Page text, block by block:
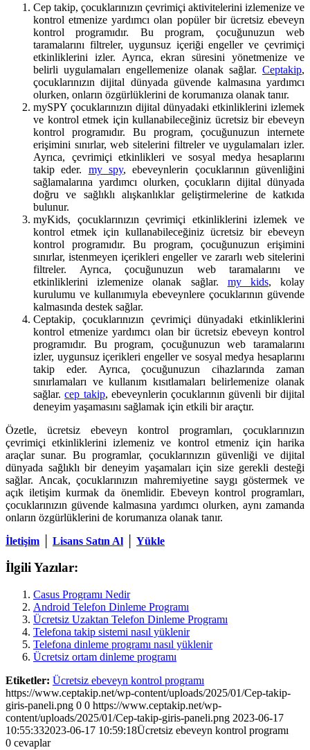
Cep takip, çocuklarınızın çevrimiçi aktivitelerini izlemenize ve
kontrol etmenize yardımcı olan popüler bir ücretsiz ebeveyn
kontrol programıdır. Bu program, çocuğunuzun web
taramalarını filtreler, uygunsuz içeriği engeller ve çevrimiçi
etkinliklerini izler. Ayrıca, ekran süresini yönetmenize ve
belirli uygulamaları engellemenize olanak sağlar. Ceptakip,
çocuklarınızın dijital dünyada güvende kalmasına yardımcı
olurken, onların özgürlüklerini de korumanıza olanak tanır.
mySPY çocuklarınızın dijital dünyadaki etkinliklerini izlemek
ve kontrol etmek için kullanabileceğiniz ücretsiz bir ebeveyn
kontrol programıdır. Bu program, çocuğunuzun internete
erişimini sınırlar, web sitelerini filtreler ve uygulamaları izler.
Ayrıca, çevrimiçi etkinlikleri ve sosyal medya hesaplarını
takip eder. my spy, ebeveynlerin çocuklarının güvenliğini
sağlamalarına yardımcı olurken, çocukların dijital dünyada
doğru ve sağlıklı alışkanlıklar geliştirmelerine de katkıda
bulunur.
myKids, çocuklarınızın çevrimiçi etkinliklerini izlemek ve
kontrol etmek için kullanabileceğiniz ücretsiz bir ebeveyn
kontrol programıdır. Bu program, çocuğunuzun erişimini
sınırlar, istenmeyen içerikleri engeller ve zararlı web sitelerini
filtreler. Ayrıca, çocuğunuzun web taramalarını ve
etkinliklerini izlemenize olanak sağlar. my kids, kolay
kurulumu ve kullanımıyla ebeveynlere çocuklarının güvende
kalmasında destek sağlar.
Ceptakip, çocuklarınızın çevrimiçi dünyadaki etkinliklerini
kontrol etmenize yardımcı olan bir ücretsiz ebeveyn kontrol
programıdır. Bu program, çocuğunuzun web taramalarını
izler, uygunsuz içerikleri engeller ve sosyal medya hesaplarını
takip eder. Ayrıca, çocuğunuzun cihazlarında zaman
sınırlamaları ve kullanım kısıtlamaları belirlemenize olanak
sağlar.cep takip, ebeveynlerin çocuklarının güvenli bir dijital
deneyim yaşamasını sağlamak için etkili bir araçtır.
Özetle, ücretsiz ebeveyn kontrol programları, çocuklarınızın
çevrimiçi etkinliklerini izlemeniz ve kontrol etmeniz için harika
araçlar sunar. Bu programlar, çocuklarınızın güvenliği ve dijital
dünyada sağlıklı bir deneyim yaşamaları için size gerekli desteği
sağlar. Ancak, çocuklarınızın mahremiyetine saygı göstermek ve
açık iletişim kurmak da önemlidir. Ebeveyn kontrol programları,
çocuklarınızın güvende kalmasına yardımcı olurken, aynı zamanda
onların özgürlüklerini de korumanıza olanak tanır.
İletişim
Lisans Satın Al Yükle
İlgili Yazılar:
Casus Programı Nedir
Android Telefon Dinleme Programı
Ücretsiz Uzaktan Telefon Dinleme Programı
Telefona takip sistemi nasıl yüklenir
Telefona dinleme programı nasıl yüklenir
Ücretsiz ortam dinleme programı
Etiketler: Ücretsiz ebeveyn kontrol programı
https://www.ceptakip.net/wp-content/uploads/2025/01/Cep-takip-
giris-paneli.png 0 0 https://www.ceptakip.net/wp-
content/uploads/2025/01/Cep-takip-giris-paneli.png 2023-06-17
10:55:332023-06-17 10:59:18Ücretsiz ebeveyn kontrol programı
0 cevaplar